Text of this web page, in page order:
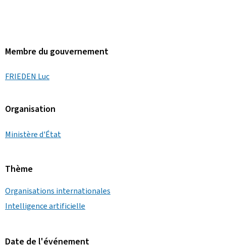
Membre du gouvernement
FRIEDEN Luc
Organisation
Ministère d'État
Thème
Organisations internationales
Intelligence artificielle
Date de l'événement